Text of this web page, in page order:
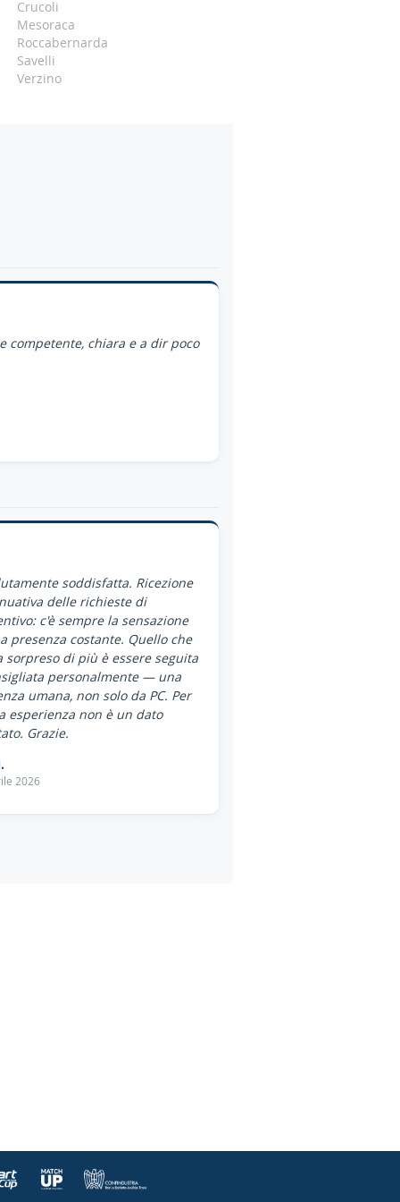
Crucoli
Mesoraca
Roccabernarda
Savelli
Verzino
competente, chiara e a dir poco
soddisfatta. Ricezione
delle richieste di
c'è sempre la sensazione
presenza costante. Quello che
sorpreso di più è essere seguita
personalmente — una
umana, non solo da PC. Per
esperienza non è un dato
Grazie.
2026